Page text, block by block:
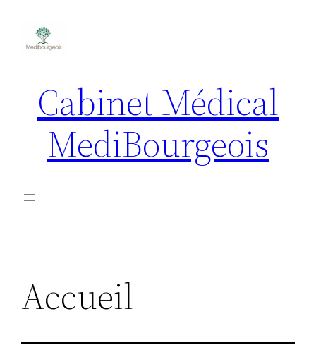
contenu
Cabinet Médical
MediBourgeois
Accueil